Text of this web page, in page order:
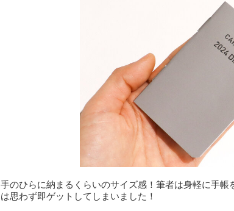
手のひらに納まるくらいのサイズ感！筆者は身軽に手
は思わず即ゲットしてしまいました！